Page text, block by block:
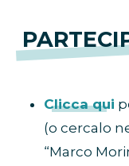
Clicca qui
(o cercalo
“Marco